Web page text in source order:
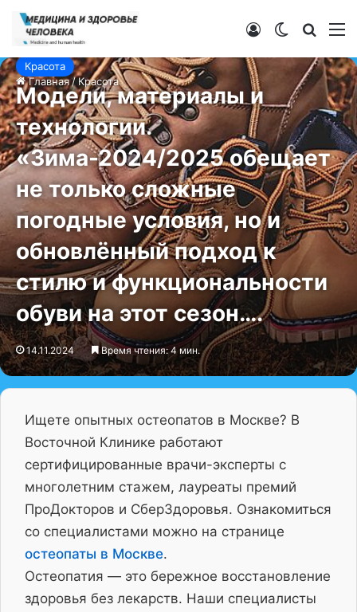
Switch skin
Войти
Главная/Красота
Красота
Модели, материалы и
технологии.
«Зима-2024/2025 обещает
не только сложные
погодные условия, но и
обновлённый подход к
стилю и функциональности
обуви на этот сезон….
14.11.2024 Время чтения: 4 мин.
Ищете опытных остеопатов в Москве? В
Восточной Клинике работают
сертифицированные врачи-эксперты с
многолетним стажем, лауреаты премий
ПроДокторов и СберЗдоровья. Ознакомиться
со специалистами можно на странице
остеопаты в Москве.
Остеопатия — это бережное восстановление
здоровья без лекарств. Наши специалисты